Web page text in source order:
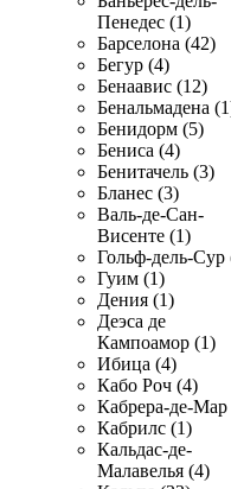
Пенедес (1)
Барселона (42)
Бегур (4)
Бенаавис (12)
Бенальмадена
Бенидорм (5)
Бениса (4)
Бенитачель (3)
Бланес (3)
Валь-де-Сан-
Висенте (1)
Гольф-дель-Сур
Гуим (1)
Дения (1)
Деэса де
Кампоамор (1)
Ибица (4)
Кабо Роч (4)
Кабрера-де-Мар
Кабрилс (1)
Кальдас-де-
Малавелья (4)